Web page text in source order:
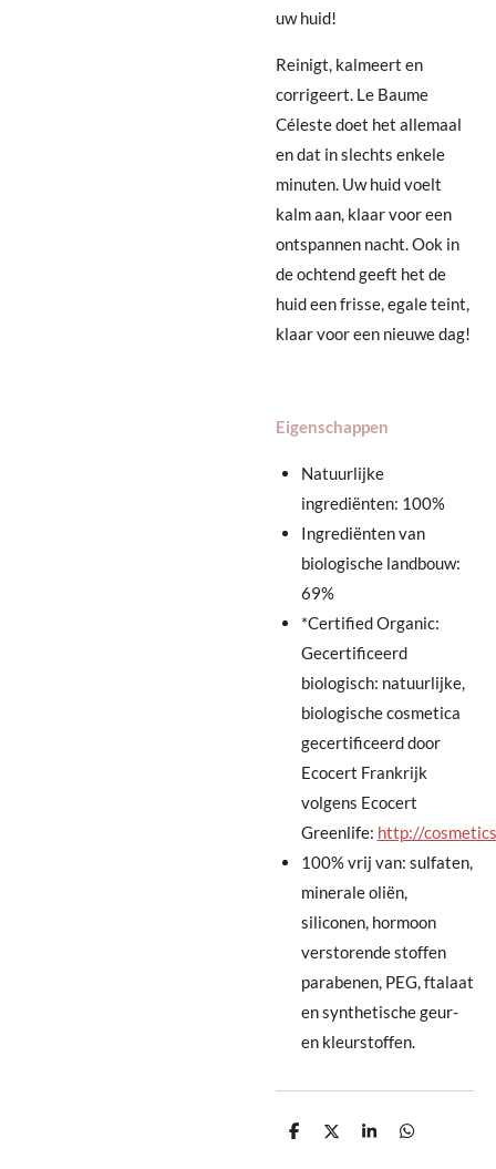
uw huid!
Reinigt, kalmeert en
corrigeert. Le Baume
Céleste doet het allemaal
en dat in slechts enkele
minuten. Uw huid voelt
kalm aan, klaar voor een
ontspannen nacht. Ook in
de ochtend geeft het de
huid een frisse, egale teint,
klaar voor een nieuwe dag!
Eigenschappen
Natuurlijke
ingrediënten: 100%
Ingrediënten van
biologische landbouw:
69%
*Certified Organic:
Gecertificeerd
biologisch: natuurlijke,
biologische cosmetica
gecertificeerd door
Ecocert Frankrijk
volgens Ecocert
Greenlife: http://
100% vrij van: sulfaten,
minerale oliën,
siliconen, hormoon
verstorende stoffen
parabenen, PEG, ftalaat
en synthetische geur-
en kleurstoffen.
D
D
S
D